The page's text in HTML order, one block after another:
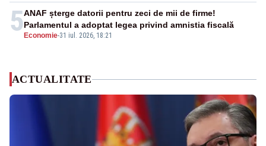
5 Economie-31 iul. 2026, 18:21
ANAF șterge datorii pentru zeci de mii de firme!
Parlamentul a adoptat legea privind amnistia fiscală
ACTUALITATE